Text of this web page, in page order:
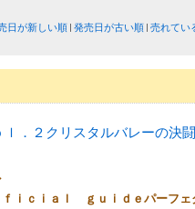
日が新しい順 発売日が古い順 売れてい
．２クリスタルバレーの決
ｉｃｉａｌ ｇｕｉｄｅパーフ